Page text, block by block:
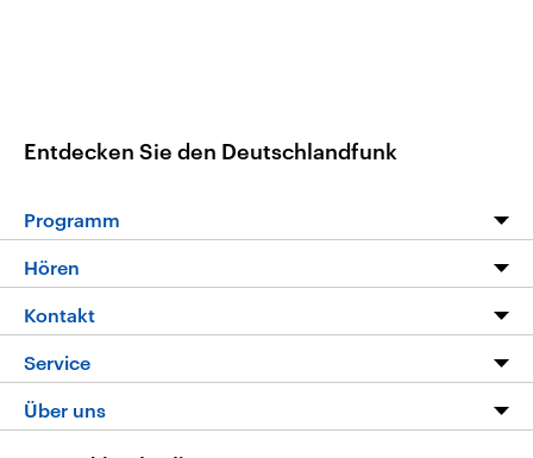
Entdecken Sie den Deutschlandfunk
Programm
Programm
Die Nachrichten
Nachrichtenleicht
Neue Beiträge auf dlf.de
Hören
Livestream
Podcasts
Deutschlandfunk App
Kontakt
Hörerservice
Service
FAQ
Über uns